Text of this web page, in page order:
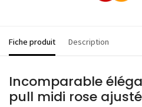
Fiche produit Description
Incomparable
pull midi rose